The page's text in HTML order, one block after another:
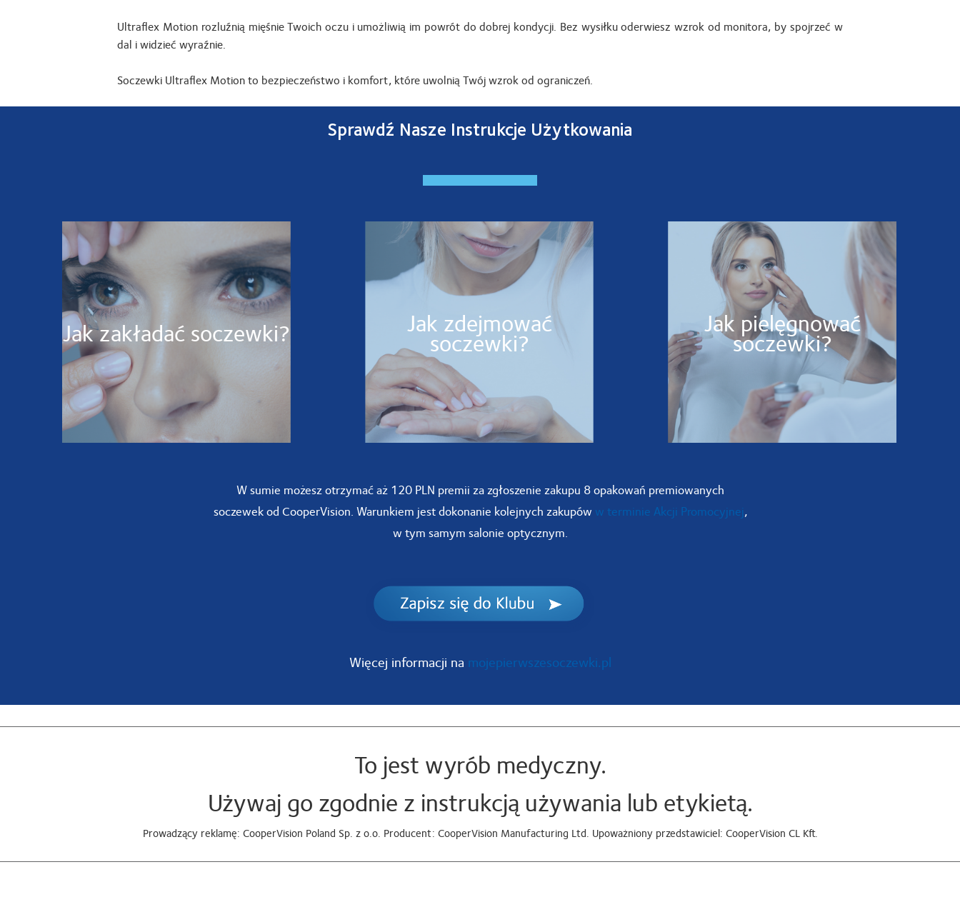
Ultraflex Motion rozluźnią mięśnie Twoich oczu i umożliwią im powrót do dobrej kondycji. Bez wysiłku oderwiesz wzrok od monitora, by spojrzeć w
dal i widzieć wyraźnie.
Soczewki Ultraflex Motion to bezpieczeństwo i komfort, które uwolnią Twój wzrok od ograniczeń.
Sprawdź Nasze Instrukcje Użytkowania
Jak zakładać soczewki? Jak zdejmować
soczewki?
Jak pielęgnować
soczewki?
W sumie możesz otrzymać aż 120 PLN premii za zgłoszenie zakupu 8 opakowań premiowanych
soczewek od CooperVision. Warunkiem jest dokonanie kolejnych zakupów w terminie Akcji Promocyjnej,
w tym samym salonie optycznym.
Więcej informacji na mojepierwszesoczewki.pl
To jest wyrób medyczny.
Używaj go zgodnie z instrukcją używania lub etykietą.
Prowadzący reklamę: CooperVision Poland Sp. z o.o. Producent: CooperVision Manufacturing Ltd. Upoważniony przedstawiciel: CooperVision CL Kft.